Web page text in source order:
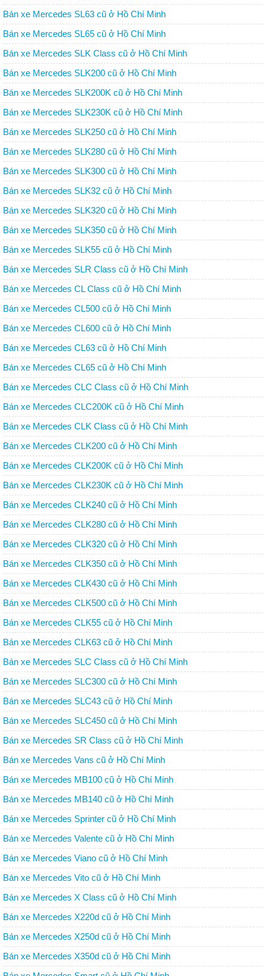
Bán xe Mercedes SL63 cũ ở Hồ Chí Minh
Bán xe Mercedes SL65 cũ ở Hồ Chí Minh
Bán xe Mercedes SLK Class cũ ở Hồ Chí Minh
Bán xe Mercedes SLK200 cũ ở Hồ Chí Minh
Bán xe Mercedes SLK200K cũ ở Hồ Chí Minh
Bán xe Mercedes SLK230K cũ ở Hồ Chí Minh
Bán xe Mercedes SLK250 cũ ở Hồ Chí Minh
Bán xe Mercedes SLK280 cũ ở Hồ Chí Minh
Bán xe Mercedes SLK300 cũ ở Hồ Chí Minh
Bán xe Mercedes SLK32 cũ ở Hồ Chí Minh
Bán xe Mercedes SLK320 cũ ở Hồ Chí Minh
Bán xe Mercedes SLK350 cũ ở Hồ Chí Minh
Bán xe Mercedes SLK55 cũ ở Hồ Chí Minh
Bán xe Mercedes SLR Class cũ ở Hồ Chí Minh
Bán xe Mercedes CL Class cũ ở Hồ Chí Minh
Bán xe Mercedes CL500 cũ ở Hồ Chí Minh
Bán xe Mercedes CL600 cũ ở Hồ Chí Minh
Bán xe Mercedes CL63 cũ ở Hồ Chí Minh
Bán xe Mercedes CL65 cũ ở Hồ Chí Minh
Bán xe Mercedes CLC Class cũ ở Hồ Chí Minh
Bán xe Mercedes CLC200K cũ ở Hồ Chí Minh
Bán xe Mercedes CLK Class cũ ở Hồ Chí Minh
Bán xe Mercedes CLK200 cũ ở Hồ Chí Minh
Bán xe Mercedes CLK200K cũ ở Hồ Chí Minh
Bán xe Mercedes CLK230K cũ ở Hồ Chí Minh
Bán xe Mercedes CLK240 cũ ở Hồ Chí Minh
Bán xe Mercedes CLK280 cũ ở Hồ Chí Minh
Bán xe Mercedes CLK320 cũ ở Hồ Chí Minh
Bán xe Mercedes CLK350 cũ ở Hồ Chí Minh
Bán xe Mercedes CLK430 cũ ở Hồ Chí Minh
Bán xe Mercedes CLK500 cũ ở Hồ Chí Minh
Bán xe Mercedes CLK55 cũ ở Hồ Chí Minh
Bán xe Mercedes CLK63 cũ ở Hồ Chí Minh
Bán xe Mercedes SLC Class cũ ở Hồ Chí Minh
Bán xe Mercedes SLC300 cũ ở Hồ Chí Minh
Bán xe Mercedes SLC43 cũ ở Hồ Chí Minh
Bán xe Mercedes SLC450 cũ ở Hồ Chí Minh
Bán xe Mercedes SR Class cũ ở Hồ Chí Minh
Bán xe Mercedes Vans cũ ở Hồ Chí Minh
Bán xe Mercedes MB100 cũ ở Hồ Chí Minh
Bán xe Mercedes MB140 cũ ở Hồ Chí Minh
Bán xe Mercedes Sprinter cũ ở Hồ Chí Minh
Bán xe Mercedes Valente cũ ở Hồ Chí Minh
Bán xe Mercedes Viano cũ ở Hồ Chí Minh
Bán xe Mercedes Vito cũ ở Hồ Chí Minh
Bán xe Mercedes X Class cũ ở Hồ Chí Minh
Bán xe Mercedes X220d cũ ở Hồ Chí Minh
Bán xe Mercedes X250d cũ ở Hồ Chí Minh
Bán xe Mercedes X350d cũ ở Hồ Chí Minh